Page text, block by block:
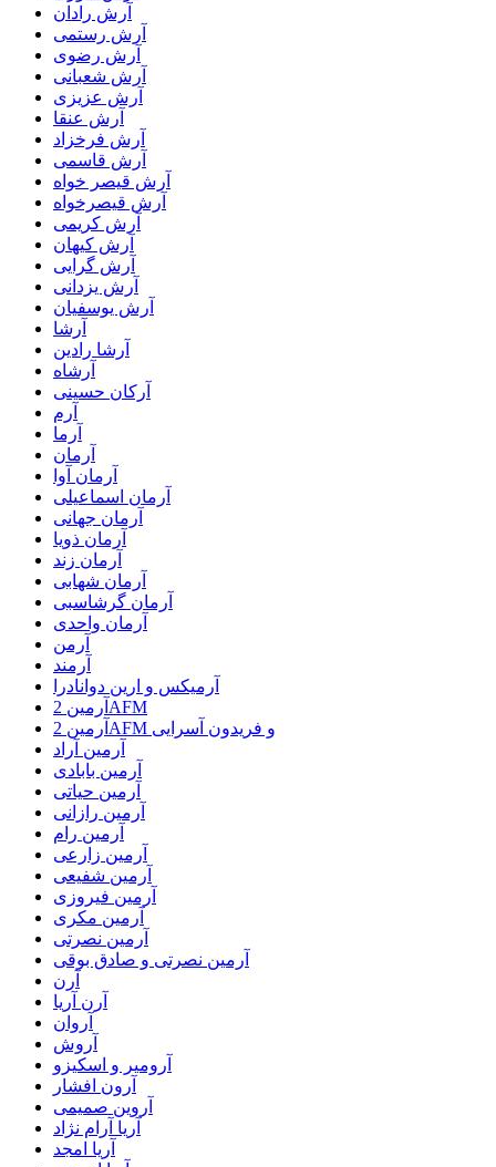
آرش رادان
آرش رستمى
آرش رضوی
آرش شعبانی
آرش عزیزی
آرش عنقا
آرش فرخزاد
آرش قاسمی
آرش قیصر خواه
آرش قیصرخواه
آرش کریمی
آرش کیهان
آرش گرایی
آرش یزدانی
آرش یوسفیان
آرشا
آرشا رادین
آرشاه
آرکان حسینی
آرم
آرما
آرمان
آرمان آوا
آرمان اسماعیلی
آرمان جهانی
آرمان ذویا
آرمان زند
آرمان شهابی
آرمان گرشاسبی
آرمان واحدی
آرمن
آرمند
آرمیکس و ارین دوانادرا
آرمین 2AFM
آرمین 2AFM و فریدون آسرایی
آرمین آراد
آرمین بابادی
آرمین حیاتی
آرمین رازانی
آرمین رام
آرمین زارعی
آرمین شفیعی
آرمین فیروزی
آرمین مکری
آرمین نصرتی
آرمین نصرتی و صادق بوقی
آرن
آرن آریا
آروان
آروش
آرومیر و اسکیزو
آرون افشار
آروین صمیمی
آریا آرام نژاد
آریا امجد